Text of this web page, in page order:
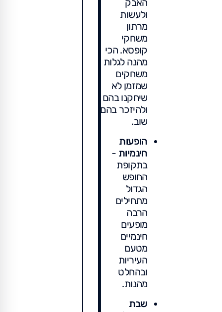
האבק
ולעשות
מרתון
משחקי
קופסא. הכי
מהנה לגלות
משחקים
שמזמן לא
שיחקנו בהם
ולהיזכר בהם
שוב.
הופעות
חינמיות -
בתקופת
החופש
הגדול
מתחילים
הרבה
מופעים
חינמיים
מטעם
העיריות
ובהחלט
מהנות.
שבת